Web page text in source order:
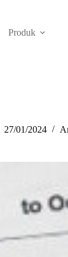
Produk
27/01/2024